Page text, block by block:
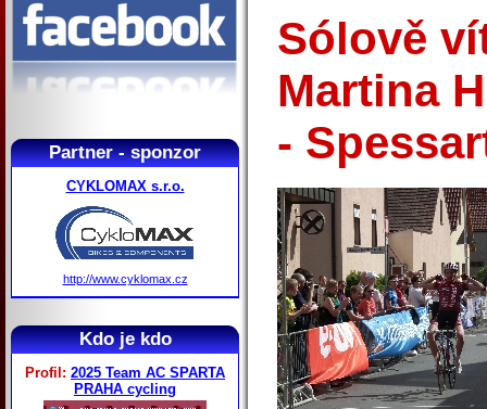
Partner - sponzor
CYKLOMAX s.r.o.
http://www.cyklomax.cz
Kdo je kdo
Profil: 2025 Team AC SPARTA
PRAHA cycling
Sólově
Martina
-